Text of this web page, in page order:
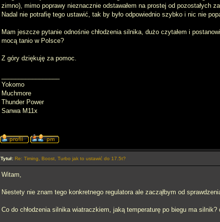
zimno), mimo poprawy nieznacznie odstawałem na prostej od pozostałych
Nadal nie potrafię tego ustawić, tak by było odpowiednio szybko i nic nie
Mam jeszcze pytanie odnośnie chłodzenia silnika, dużo czytałem i
mocą tanio w Polsce?
Z góry dziękuję za pomoc.
Yokomo
Muchmore
Thunder Power
Sanwa M11x
Tytuł: Re: Timing, Boost, Turbo jak to ustawić do 17.5t?
Witam,
Niestety nie znam tego konkretnego regulatora ale zacząłbym od
Co do chłodzenia silnika wiatraczkiem, jaką temperaturę po biegu ma